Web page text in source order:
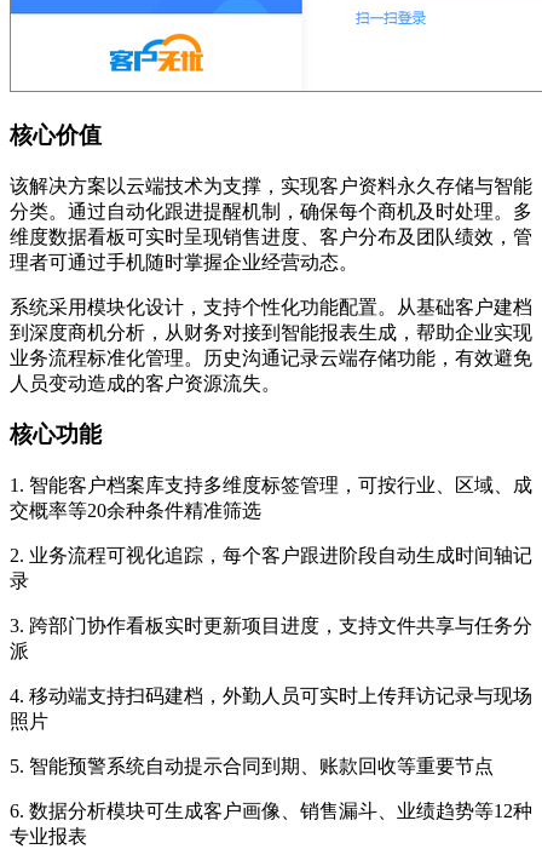
核心价值
该解决方案以云端技术为支撑，实现客户资料永久存储与智能
分类。通过自动化跟进提醒机制，确保每个商机及时处理。多
维度数据看板可实时呈现销售进度、客户分布及团队绩效，管
理者可通过手机随时掌握企业经营动态。
系统采用模块化设计，支持个性化功能配置。从基础客户建档
到深度商机分析，从财务对接到智能报表生成，帮助企业实现
业务流程标准化管理。历史沟通记录云端存储功能，有效避免
人员变动造成的客户资源流失。
核心功能
1. 智能客户档案库支持多维度标签管理，可按行业、区域、成
交概率等20余种条件精准筛选
2. 业务流程可视化追踪，每个客户跟进阶段自动生成时间轴记
录
3. 跨部门协作看板实时更新项目进度，支持文件共享与任务分
派
4. 移动端支持扫码建档，外勤人员可实时上传拜访记录与现场
照片
5. 智能预警系统自动提示合同到期、账款回收等重要节点
6. 数据分析模块可生成客户画像、销售漏斗、业绩趋势等12种
专业报表